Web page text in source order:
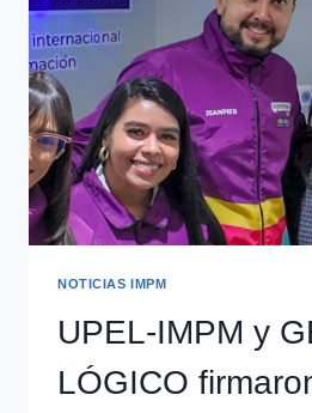
NOTICIAS IMPM
UPEL-IMPM y
LÓGICO